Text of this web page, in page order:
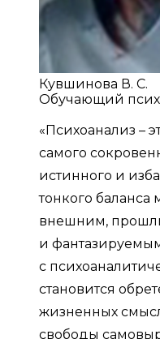
Кувшинова В. С.
Обучающий
«Психоанализ –
самого
истинного и
тонкого
внешним,
и
с
становится
жизненных
свободы